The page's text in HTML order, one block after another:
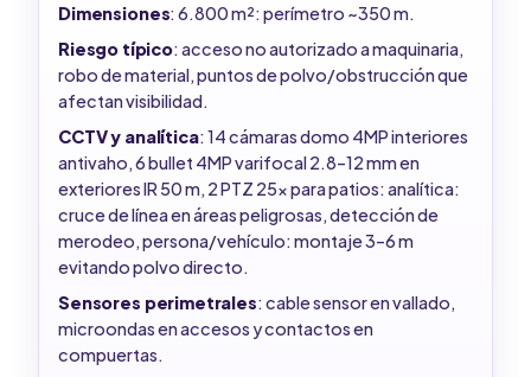
Dimensiones: 6.800 m²: perímetro ~350 m.
Riesgo típico: acceso no autorizado a maquinaria,
robo de material, puntos de polvo/obstrucción que
afectan visibilidad.
CCTV y analítica: 14 cámaras domo 4MP interiores
antivaho, 6 bullet 4MP varifocal 2.8–12 mm en
exteriores IR 50 m, 2 PTZ 25x para patios: analítica:
cruce de línea en áreas peligrosas, detección de
merodeo, persona/vehículo: montaje 3–6 m
evitando polvo directo.
Sensores perimetrales: cable sensor en vallado,
microondas en accesos y contactos en
compuertas.